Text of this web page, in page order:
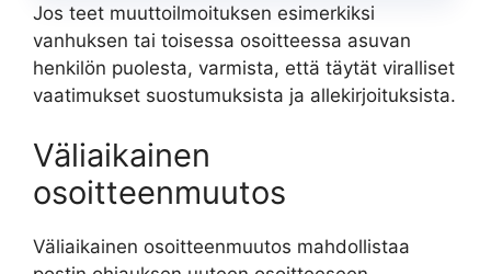
Jos teet muuttoilmoituksen esimerkiksi
vanhuksen tai toisessa osoitteessa asuvan
henkilön puolesta, varmista, että täytät viralliset
vaatimukset suostumuksista ja allekirjoituksista.
Väliaikainen
osoitteenmuutos
Väliaikainen osoitteenmuutos mahdollistaa